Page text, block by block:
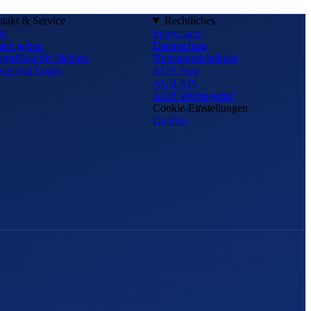
& Service
geben
für Medien
Login
Rechtliches
Impressum
Datenschutz
Nutzungsrichtlinien
AGB App
AGB API
AGB Werbeportal
Cookie-Einstellungen
Quellen